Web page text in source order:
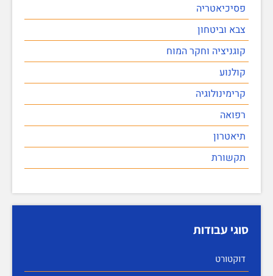
פסיכיאטריה
צבא וביטחון
קוגניציה וחקר המוח
קולנוע
קרימינולוגיה
רפואה
תיאטרון
תקשורת
סוגי עבודות
דוקטורט